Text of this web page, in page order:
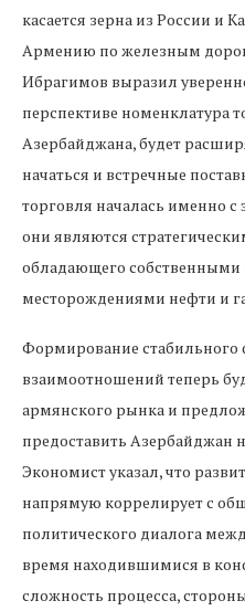
касается зерна из России и
Армению по железным
Ибрагимов выразил
перспективе номенклатура
Азербайджана, будет
начаться и встречные
торговля началась именно с
они являются
обладающего
месторождениями нефти и
Формирование стабильного
взаимоотношений теперь
армянского рынка и
предоставить Азербайджан
Экономист указал, что
напрямую коррелирует с
политического диалога
время находившимися в
сложность процесса,